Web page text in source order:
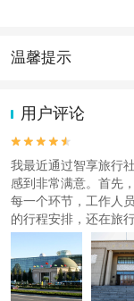
儿童：4周岁 – 17周岁
老人：60周岁 – 80周
本产品由青岛驿路同行国
际旅行社有限公司，具体
温馨提示
动（如跳伞、潜水、
2.为普及旅游安全知
特制定《去哪儿网旅
用户评论


我最近通过智享旅行
感到非常满意。首先
每一个环节，工作人
的行程安排，还在旅
程顺利进行。 北京天文馆的参观体验无与伦比。展馆内的设施设备先
进，展品丰富多样，
参观，我不仅学习到
馆内的讲解员非常专